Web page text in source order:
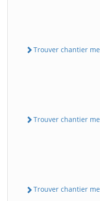
Trouver chantier
Trouver chantier
Trouver chantier